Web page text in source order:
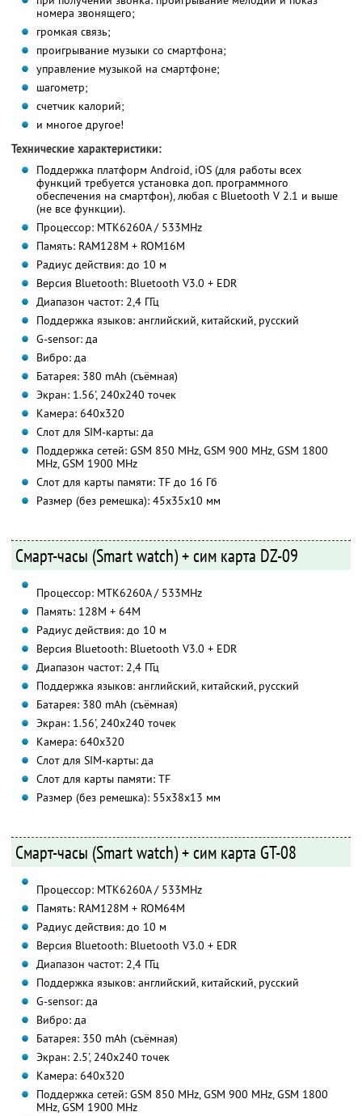
номера звонящего;
громкая связь;
проигрывание музыки со смартфона;
управление музыкой на смартфоне;
шагометр;
счетчик калорий;
и многое другое!
Технические характеристики:
Поддержка платформ Android, iOS (для работы всех
функций требуется установка доп. программного
обеспечения на смартфон), любая с Bluetooth V 2.1 и выше
(не все функции).
Процессор: MTK6260A / 533MHz
Память: RAM128M + ROM16M
Радиус действия: до 10 м
Версия Bluetooth: Bluetooth V3.0 + EDR
Диапазон частот: 2,4 ГГц
Поддержка языков: английский, китайский, русский
G-sensor: да
Вибро: да
Батарея: 380 mAh (съёмная)
Экран: 1.56', 240х240 точек
Камера: 640х320
Слот для SIM-карты: да
Поддержка сетей: GSM 850 MHz, GSM 900 MHz, GSM 1800
MHz, GSM 1900 MHz
Слот для карты памяти: TF до 16 Гб
Размер (без ремешка): 45х35х10 мм
Смарт-часы (Smart watch) + сим карта DZ-09
Процессор: MTK6260A / 533MHz
Память: 128M + 64M
Радиус действия: до 10 м
Версия Bluetooth: Bluetooth V3.0 + EDR
Диапазон частот: 2,4 ГГц
Поддержка языков: английский, китайский, русский
Батарея: 380 mAh (съёмная)
Экран: 1.56', 240х240 точек
Камера: 640х320
Слот для SIM-карты: да
Слот для карты памяти: TF
Размер (без ремешка): 55х38х13 мм
Смарт-часы (Smart watch) + сим карта GT-08
Процессор: MTK6260A / 533MHz
Память: RAM128M + ROM64M
Радиус действия: до 10 м
Версия Bluetooth: Bluetooth V3.0 + EDR
Диапазон частот: 2,4 ГГц
Поддержка языков: английский, китайский, русский
G-sensor: да
Вибро: да
Батарея: 350 mAh (съёмная)
Экран: 2.5', 240х240 точек
Камера: 640х320
Поддержка сетей: GSM 850 MHz, GSM 900 MHz, GSM 1800
MHz, GSM 1900 MHz